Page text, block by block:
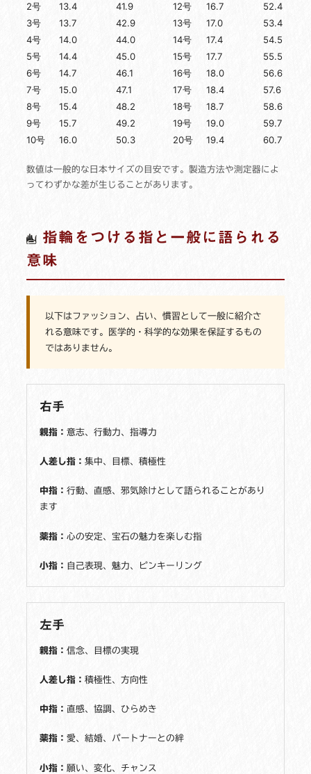
2号
13.4 41.9 12号 16.7
52.4
3号
13.7 42.9 13号 17.0
53.4
4号
14.0 44.0 14号 17.4
54.5
5号
14.4 45.0 15号 17.7
55.5
6号
14.7 46.1 16号 18.0
56.6
7号
15.0 47.1 17号 18.4
57.6
8号
15.4 48.2 18号 18.7
58.6
9号
15.7 49.2 19号 19.0
59.7
10号
16.0 50.3 20号 19.4 60.7
数値は一般的な日本サイズの目安です。製造方法や測定器によ
ってわずかな差が生じることがあります。
指輪をつける指と一般に語られる
意味
以下はファッション、占い、慣習として一般に紹介さ
れる意味です。医学的・科学的な効果を保証するもの
ではありません。
右手
親指：意志、行動力、指導力
人差し指：集中、目標、積極性
中指：行動、直感、邪気除けとして語られることがあり
ます
薬指：心の安定、宝石の魅力を楽しむ指
小指： 自己表現、魅力、ピンキーリング
左手
親指：信念、目標の実現
人差し指：積極性、方向性
中指： 直感、協調、ひらめき
薬指：愛、結婚、パートナーとの絆
小指：願い、変化、チャンス